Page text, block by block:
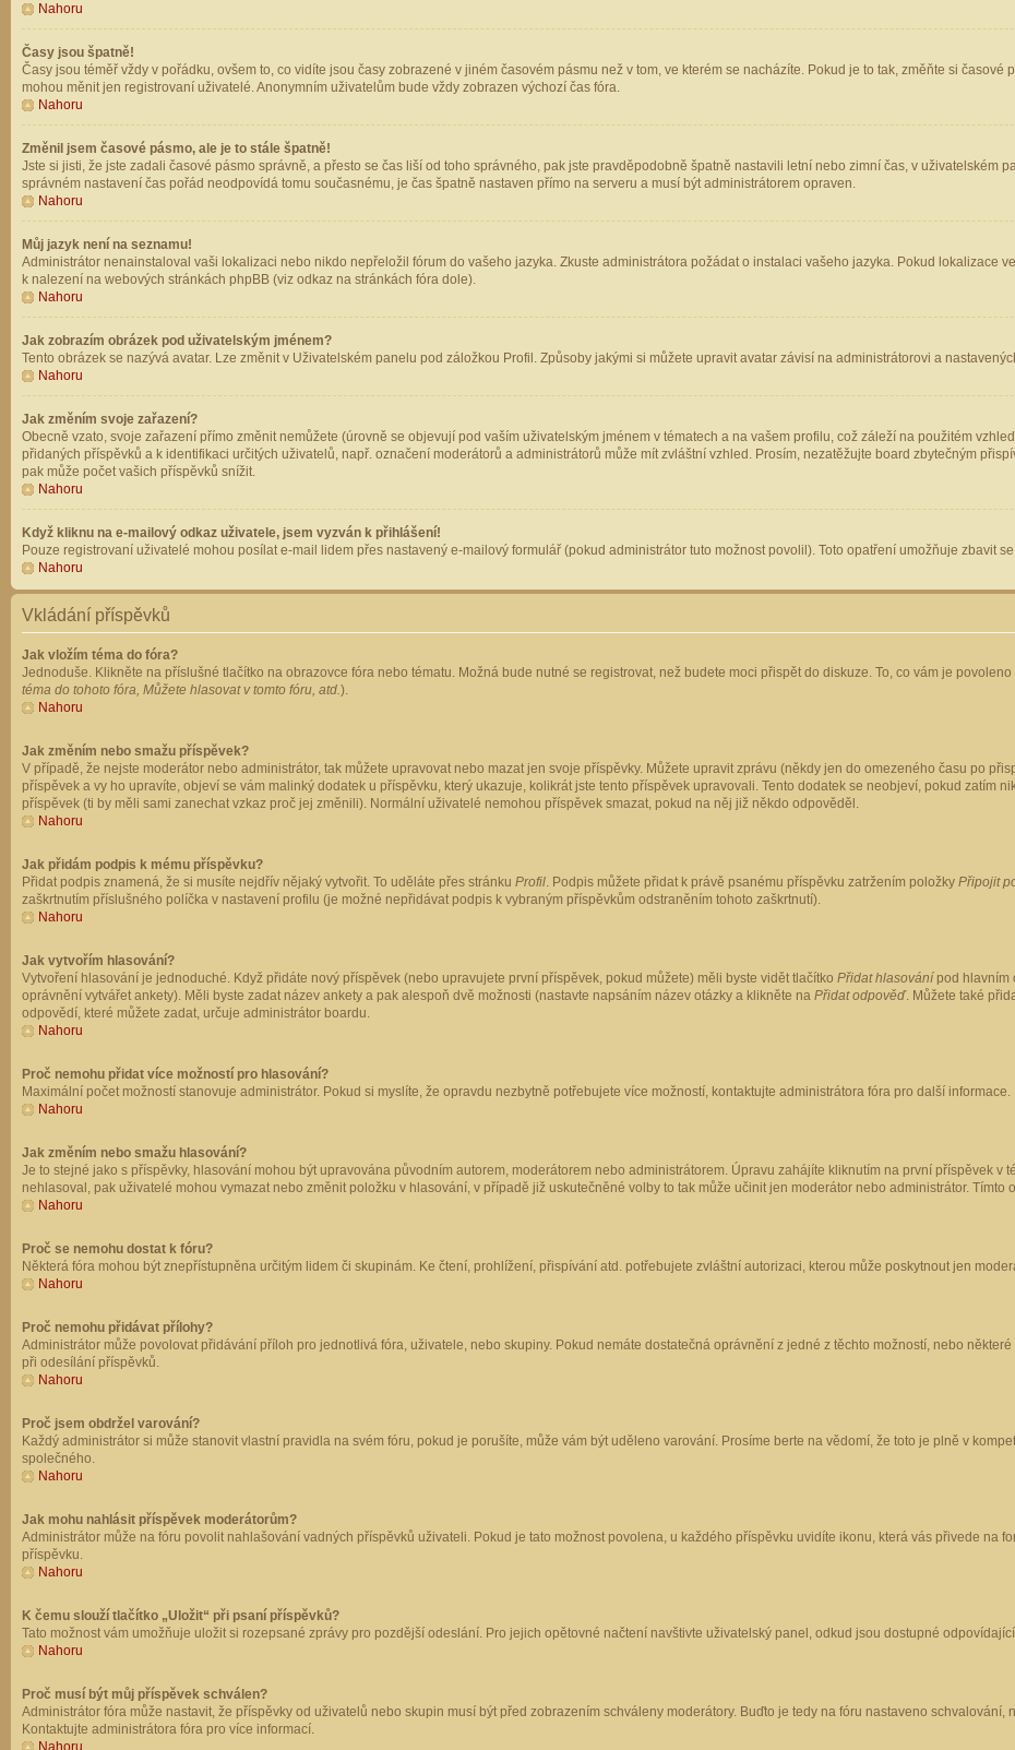
Nahoru
Časy jsou špatně!
Časy jsou téměř vždy v pořádku, ovšem to, co vidíte jsou časy zobrazené v jiném časovém pásmu než v tom, ve kterém se nacházíte. Pokud je to tak, změňte si
mohou měnit jen registrovaní uživatelé. Anonymním uživatelům bude vždy zobrazen výchozí čas fóra.
Nahoru
Změnil jsem časové pásmo, ale je to stále špatně!
Jste si jisti, že jste zadali časové pásmo správně, a přesto se čas liší od toho správného, pak jste pravděpodobně špatně nastavili letní nebo zimní čas, v uživatelském
správném nastavení čas pořád neodpovídá tomu současnému, je čas špatně nastaven přímo na serveru a musí být administrátorem opraven.
Nahoru
Můj jazyk není na seznamu!
Administrátor nenainstaloval vaši lokalizaci nebo nikdo nepřeložil fórum do vašeho jazyka. Zkuste administrátora požádat o instalaci vašeho jazyka. Pokud lokalizace
k nalezení na webových stránkách phpBB (viz odkaz na stránkách fóra dole).
Nahoru
Jak zobrazím obrázek pod uživatelským jménem?
Tento obrázek se nazývá avatar. Lze změnit v Uživatelském panelu pod záložkou Profil. Způsoby jakými si můžete upravit avatar závisí na administrátorovi a
Nahoru
Jak změním svoje zařazení?
Obecně vzato, svoje zařazení přímo změnit nemůžete (úrovně se objevují pod vaším uživatelským jménem v tématech a na vašem profilu, což záleží na použitém
přidaných příspěvků a k identifikaci určitých uživatelů, např. označení moderátorů a administrátorů může mít zvláštní vzhled. Prosím, nezatěžujte board zbytečným
pak může počet vašich příspěvků snížit.
Nahoru
Když kliknu na e-mailový odkaz uživatele, jsem vyzván k přihlášení!
Pouze registrovaní uživatelé mohou posílat e-mail lidem přes nastavený e-mailový formulář (pokud administrátor tuto možnost povolil). Toto opatření umožňuje zbavit
Nahoru
Vkládání příspěvků
Jak vložím téma do fóra?
Jednoduše. Klikněte na příslušné tlačítko na obrazovce fóra nebo tématu. Možná bude nutné se registrovat, než budete moci přispět do diskuze. To, co vám je
téma do tohoto fóra, Můžete hlasovat v tomto fóru, atd.).
Nahoru
Jak změním nebo smažu příspěvek?
V případě, že nejste moderátor nebo administrátor, tak můžete upravovat nebo mazat jen svoje příspěvky. Můžete upravit zprávu (někdy jen do omezeného času po
příspěvek a vy ho upravíte, objeví se vám malinký dodatek u příspěvku, který ukazuje, kolikrát jste tento příspěvek upravovali. Tento dodatek se neobjeví, pokud zatím
příspěvek (ti by měli sami zanechat vzkaz proč jej změnili). Normální uživatelé nemohou příspěvek smazat, pokud na něj již někdo odpověděl.
Nahoru
Jak přidám podpis k mému příspěvku?
Přidat podpis znamená, že si musíte nejdřív nějaký vytvořit. To uděláte přes stránku Profil. Podpis můžete přidat k právě psanému příspěvku zatržením položky Připojit
zaškrtnutím příslušného políčka v nastavení profilu (je možné nepřidávat podpis k vybraným příspěvkům odstraněním tohoto zaškrtnutí).
Nahoru
Jak vytvořím hlasování?
Vytvoření hlasování je jednoduché. Když přidáte nový příspěvek (nebo upravujete první příspěvek, pokud můžete) měli byste vidět tlačítko Přidat hlasování pod hlavním
oprávnění vytvářet ankety). Měli byste zadat název ankety a pak alespoň dvě možnosti (nastavte napsáním název otázky a klikněte na Přidat odpověď. Můžete také
odpovědí, které můžete zadat, určuje administrátor boardu.
Nahoru
Proč nemohu přidat více možností pro hlasování?
Maximální počet možností stanovuje administrátor. Pokud si myslíte, že opravdu nezbytně potřebujete více možností, kontaktujte administrátora fóra pro další informace.
Nahoru
Jak změním nebo smažu hlasování?
Je to stejné jako s příspěvky, hlasování mohou být upravována původním autorem, moderátorem nebo administrátorem. Úpravu zahájíte kliknutím na první příspěvek v
nehlasoval, pak uživatelé mohou vymazat nebo změnit položku v hlasování, v případě již uskutečněné volby to tak může učinit jen moderátor nebo administrátor.
Nahoru
Proč se nemohu dostat k fóru?
Některá fóra mohou být znepřístupněna určitým lidem či skupinám. Ke čtení, prohlížení, přispívání atd. potřebujete zvláštní autorizaci, kterou může poskytnout jen
Nahoru
Proč nemohu přidávat přílohy?
Administrátor může povolovat přidávání příloh pro jednotlivá fóra, uživatele, nebo skupiny. Pokud nemáte dostatečná oprávnění z jedné z těchto možností, nebo
při odesílání příspěvků.
Nahoru
Proč jsem obdržel varování?
Každý administrátor si může stanovit vlastní pravidla na svém fóru, pokud je porušíte, může vám být uděleno varování. Prosíme berte na vědomí, že toto je plně v
společného.
Nahoru
Jak mohu nahlásit příspěvek moderátorům?
Administrátor může na fóru povolit nahlašování vadných příspěvků uživateli. Pokud je tato možnost povolena, u každého příspěvku uvidíte ikonu, která vás přivede na
příspěvku.
Nahoru
K čemu slouží tlačítko „Uložit“ při psaní příspěvků?
Tato možnost vám umožňuje uložit si rozepsané zprávy pro pozdější odeslání. Pro jejich opětovné načtení navštivte uživatelský panel, odkud jsou dostupné
Nahoru
Proč musí být můj příspěvek schválen?
Administrátor fóra může nastavit, že příspěvky od uživatelů nebo skupin musí být před zobrazením schváleny moderátory. Buďto je tedy na fóru nastaveno
Kontaktujte administrátora fóra pro více informací.
Nahoru